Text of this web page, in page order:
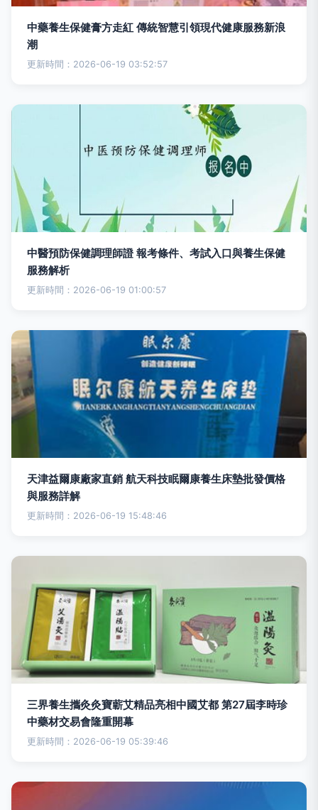
中藥養生保健膏方走紅 傳統智慧引領現代健康服務新浪
潮
更新時間：2026-06-19 03:52:57
中醫預防保健調理師證 報考條件、考試入口與養生保健
服務解析
更新時間：2026-06-19 01:00:57
天津益爾康廠家直銷 航天科技眠爾康養生床墊批發價格
與服務詳解
更新時間：2026-06-19 15:48:46
三界養生攜灸灸寶蘄艾精品亮相中國艾都 第27屆李時珍
中藥材交易會隆重開幕
更新時間：2026-06-19 05:39:46